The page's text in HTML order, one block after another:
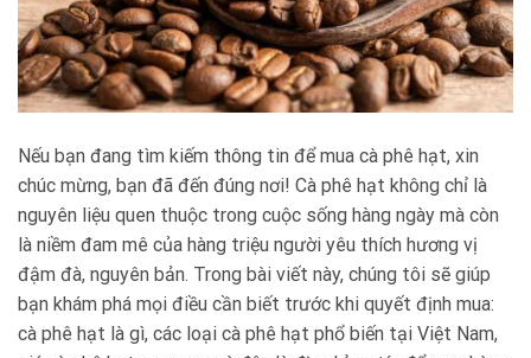
Nếu bạn đang tìm kiếm thông tin để mua cà phê hạt, xin
chúc mừng, bạn đã đến đúng nơi! Cà phê hạt không chỉ là
nguyên liệu quen thuộc trong cuộc sống hàng ngày mà còn
là niềm đam mê của hàng triệu người yêu thích hương vị
đậm đà, nguyên bản. Trong bài viết này, chúng tôi sẽ giúp
bạn khám phá mọi điều cần biết trước khi quyết định mua:
cà phê hạt là gì, các loại cà phê hạt phổ biến tại Việt Nam,